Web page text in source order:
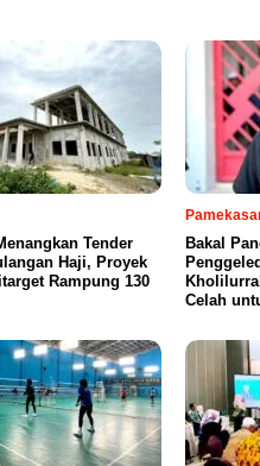
Tender
Haji, Proyek
Rampung 130
Bakal
Celah